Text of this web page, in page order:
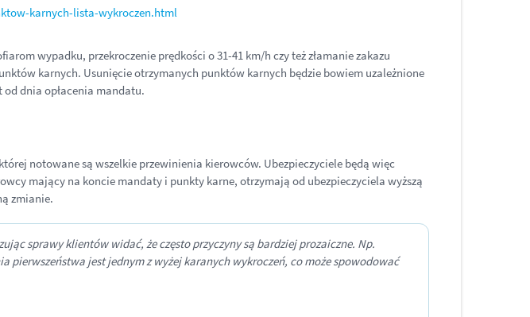
karnych-lista-wykroczen.html
wypadku, przekroczenie prędkości o 31-41 km/h czy też złamanie zakazu
karnych. Usunięcie otrzymanych punktów karnych będzie bowiem uzależnione
dnia opłacenia mandatu.
notowane są wszelkie przewinienia kierowców. Ubezpieczyciele będą więc
mający na koncie mandaty i punkty karne, otrzymają od ubezpieczyciela wyższą
zmianie.
sprawy klientów widać, że często przyczyny są bardziej prozaiczne. Np.
jest jednym z wyżej karanych wykroczeń, co może spowodować